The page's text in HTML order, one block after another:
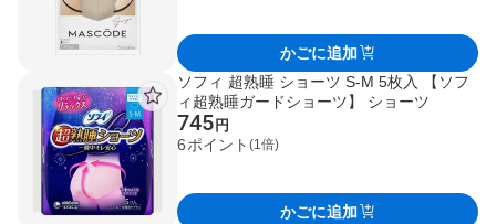
かごに追加
ソフィ 超熟睡 ショーツ S-M 5枚入 【ソフ
ィ超熟睡ガードショーツ】 ショーツ
745 円
6ポイント (1倍)
かごに追加